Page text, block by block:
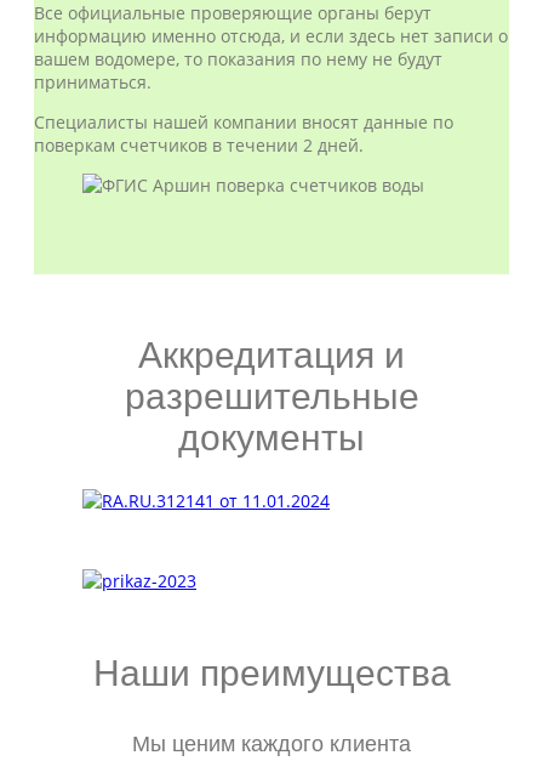
Все официальные проверяющие органы берут
информацию именно отсюда, и если здесь нет записи о
вашем водомере, то показания по нему не будут
приниматься.
Специалисты нашей компании вносят данные по
поверкам счетчиков в течении 2 дней.
Аккредитация и
разрешительные
документы
Наши преимущества
Мы ценим каждого клиента